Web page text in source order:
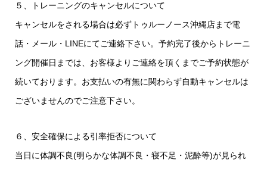
５、トレーニングのキャンセルについて
キャンセルをされる場合は必ずトゥルーノース沖縄店まで電
話・メール・LINEにてご連絡下さい。予約完了後からトレーニ
ング開催日までは、お客様よりご連絡を頂くまでご予約状態が
続いております。お支払いの有無に関わらず自動キャンセルは
ございませんのでご注意下さい。
６、安全確保による引率拒否について
当日に体調不良(明らかな体調不良・寝不足・泥酔等)が見られ